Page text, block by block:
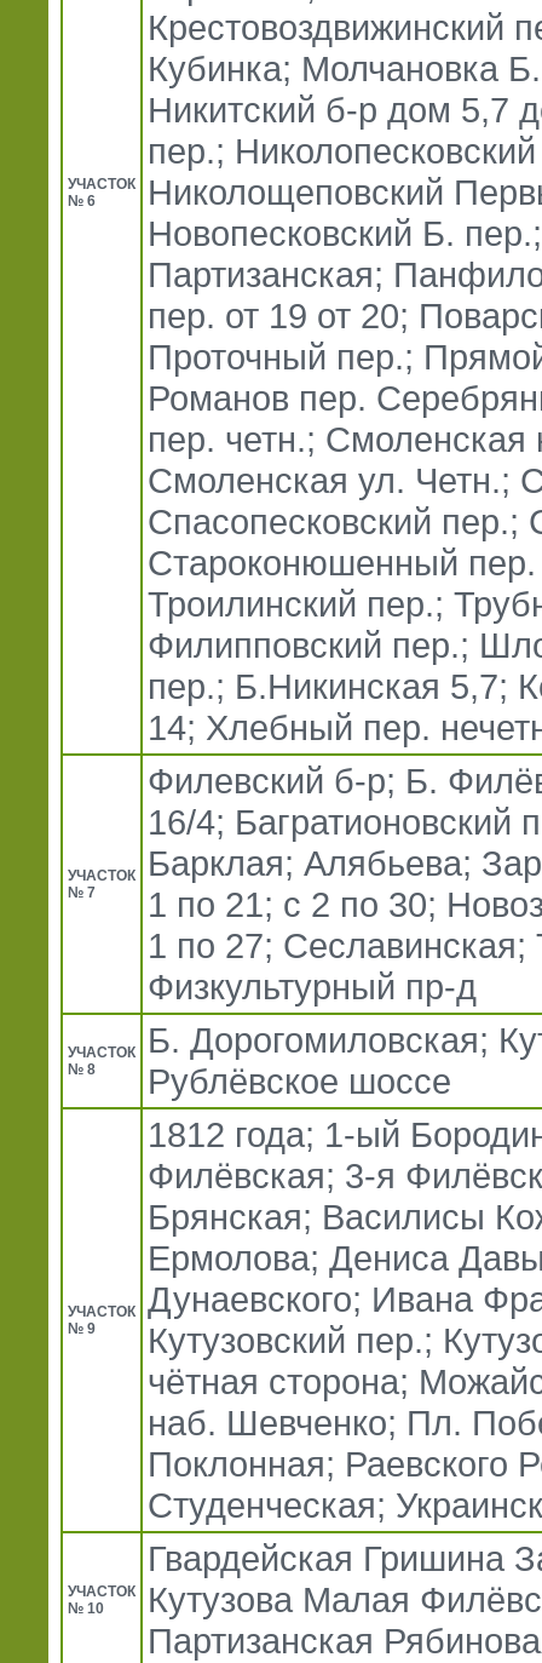
УЧАСТОК
№ 6
Крестовоздвижинский
Кубинка; Молчановка
Никитский б-р дом 5,7
пер.;
Николощеповский
Новопесковский Б.
Партизанская;
пер. от 19 от 20;
Проточный пер.;
Романов пер.
пер. четн.;
Смоленская ул. Четн.;
Спасопесковский пер.;
Староконюшенный пер.
Троилинский пер.;
Филипповский пер.;
пер.; Б.Никинская 5,7;
14; Хлебный пер.
УЧАСТОК
№ 7
Филевский б-р; Б.
16/4; Багратионовский
Барклая; Алябьева;
1 по 21; с 2 по 30;
1 по 27; Сеславинская;
Физкультурный пр-д
УЧАСТОК
№ 8
Б. Дорогомиловская;
Рублёвское шоссе
УЧАСТОК
№ 9
1812 года; 1-ый
Филёвская; 3-я
Брянская; Василисы
Ермолова; Дениса
Дунаевского; Ивана
Кутузовский пер.;
чётная сторона;
наб. Шевченко; Пл.
Поклонная; Раевского
Студенческая;
УЧАСТОК
№ 10
Гвардейская Гришина
Кутузова Малая
Партизанская